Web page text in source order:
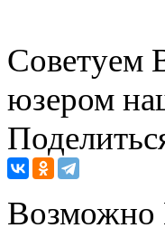
Советуем
юзером
Возможно